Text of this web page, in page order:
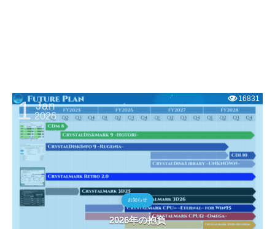
お知らせ
2026年の抱負
1 Jan
2026
16831